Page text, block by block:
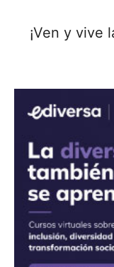
¡Ven y vive